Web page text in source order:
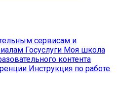
сервисам и
Госуслуги Моя школа
контента
Инструкция по работе